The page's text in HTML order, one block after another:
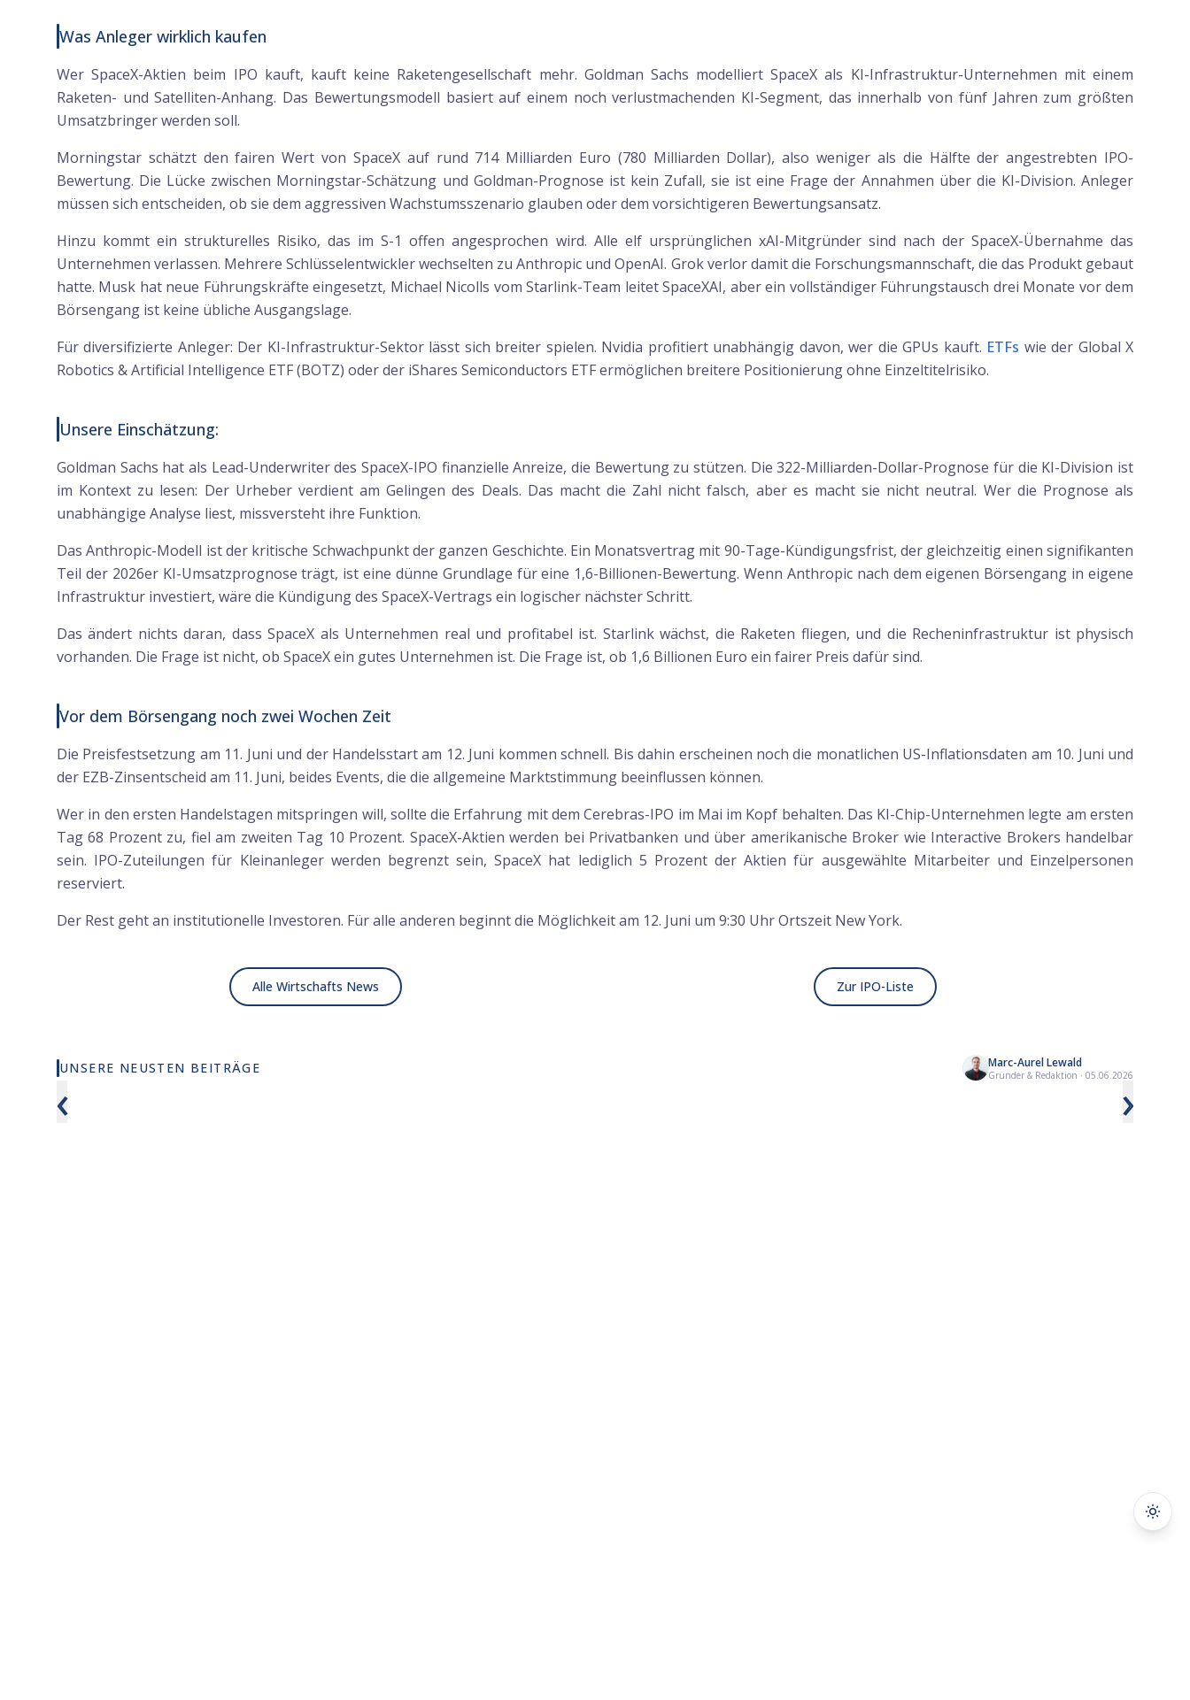
Was Anleger wirklich kaufen
Wer SpaceX-Aktien beim IPO kauft, kauft keine Raketengesellschaft mehr. Goldman Sachs modelliert SpaceX als KI-Infrastruktur-Unternehmen mit einem
Raketen- und Satelliten-Anhang. Das Bewertungsmodell basiert auf einem noch verlustmachenden KI-Segment, das innerhalb von fünf Jahren zum größten
Umsatzbringer werden soll.
Morningstar schätzt den fairen Wert von SpaceX auf rund 714 Milliarden Euro (780 Milliarden Dollar), also weniger als die Hälfte der angestrebten IPO-
Bewertung. Die Lücke zwischen Morningstar-Schätzung und Goldman-Prognose ist kein Zufall, sie ist eine Frage der Annahmen über die KI-Division. Anleger
müssen sich entscheiden, ob sie dem aggressiven Wachstumsszenario glauben oder dem vorsichtigeren Bewertungsansatz.
Hinzu kommt ein strukturelles Risiko, das im S-1 offen angesprochen wird. Alle elf ursprünglichen xAI-Mitgründer sind nach der SpaceX-Übernahme das
Unternehmen verlassen. Mehrere Schlüsselentwickler wechselten zu Anthropic und OpenAI. Grok verlor damit die Forschungsmannschaft, die das Produkt gebaut
hatte. Musk hat neue Führungskräfte eingesetzt, Michael Nicolls vom Starlink-Team leitet SpaceXAI, aber ein vollständiger Führungstausch drei Monate vor dem
Börsengang ist keine übliche Ausgangslage.
Für diversifizierte Anleger: Der KI-Infrastruktur-Sektor lässt sich breiter spielen. Nvidia profitiert unabhängig davon, wer die GPUs kauft. ETFs wie der Global X
Robotics & Artificial Intelligence ETF (BOTZ) oder der iShares Semiconductors ETF ermöglichen breitere Positionierung ohne Einzeltitelrisiko.
Unsere Einschätzung:
Goldman Sachs hat als Lead-Underwriter des SpaceX-IPO finanzielle Anreize, die Bewertung zu stützen. Die 322-Milliarden-Dollar-Prognose für die KI-Division ist
im Kontext zu lesen: Der Urheber verdient am Gelingen des Deals. Das macht die Zahl nicht falsch, aber es macht sie nicht neutral. Wer die Prognose als
unabhängige Analyse liest, missversteht ihre Funktion.
Das Anthropic-Modell ist der kritische Schwachpunkt der ganzen Geschichte. Ein Monatsvertrag mit 90-Tage-Kündigungsfrist, der gleichzeitig einen signifikanten
Teil der 2026er KI-Umsatzprognose trägt, ist eine dünne Grundlage für eine 1,6-Billionen-Bewertung. Wenn Anthropic nach dem eigenen Börsengang in eigene
Infrastruktur investiert, wäre die Kündigung des SpaceX-Vertrags ein logischer nächster Schritt.
Das ändert nichts daran, dass SpaceX als Unternehmen real und profitabel ist. Starlink wächst, die Raketen fliegen, und die Recheninfrastruktur ist physisch
vorhanden. Die Frage ist nicht, ob SpaceX ein gutes Unternehmen ist. Die Frage ist, ob 1,6 Billionen Euro ein fairer Preis dafür sind.
Vor dem Börsengang noch zwei Wochen Zeit
Die Preisfestsetzung am 11. Juni und der Handelsstart am 12. Juni kommen schnell. Bis dahin erscheinen noch die monatlichen US-Inflationsdaten am 10. Juni und
der EZB-Zinsentscheid am 11. Juni, beides Events, die die allgemeine Marktstimmung beeinflussen können.
Wer in den ersten Handelstagen mitspringen will, sollte die Erfahrung mit dem Cerebras-IPO im Mai im Kopf behalten. Das KI-Chip-Unternehmen legte am ersten
Tag 68 Prozent zu, fiel am zweiten Tag 10 Prozent. SpaceX-Aktien werden bei Privatbanken und über amerikanische Broker wie Interactive Brokers handelbar
sein. IPO-Zuteilungen für Kleinanleger werden begrenzt sein, SpaceX hat lediglich 5 Prozent der Aktien für ausgewählte Mitarbeiter und Einzelpersonen
reserviert.
Der Rest geht an institutionelle Investoren. Für alle anderen beginnt die Möglichkeit am 12. Juni um 9:30 Uhr Ortszeit New York.
Alle Wirtschafts News Zur IPO-Liste
UNSERE NEUSTEN BEITRÄGE Marc-Aurel Lewald
Gründer & Redaktion · 05.06.2026
Wie viel KI wirklich in deinem MSCI
Diese Deep Sea Aktien gibt es an der
Humanoide
‹ ›